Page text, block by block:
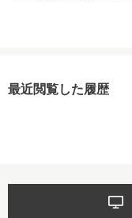
最近閲覧した履歴